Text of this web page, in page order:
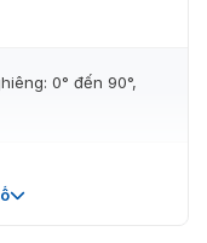
0° đến 90°,